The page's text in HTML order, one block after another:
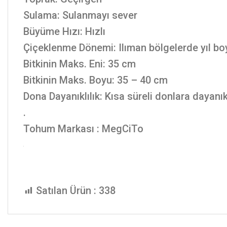
Sulama: Sulanmayı sever
Büyüme Hızı: Hızlı
Çiçeklenme Dönemi: Ilıman bölgelerde yıl
Bitkinin Maks. Eni: 35 cm
Bitkinin Maks. Boyu: 35 – 40 cm
Dona Dayanıklılık: Kısa süreli donlara
.
Tohum Markası : MegCiTo
Satılan Ürün : 338